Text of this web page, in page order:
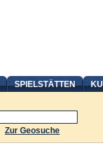
SPIELSTÄTTEN
Zur Geosuche